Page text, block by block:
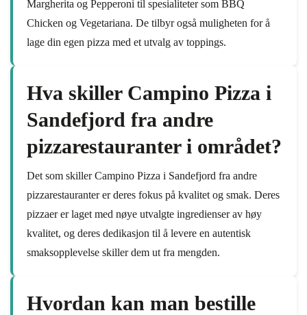
Margherita og Pepperoni til spesialiteter som BBQ
Chicken og Vegetariana. De tilbyr også muligheten for å
lage din egen pizza med et utvalg av toppings.
Hva skiller Campino Pizza i
Sandefjord fra andre
pizzarestauranter i området?
Det som skiller Campino Pizza i Sandefjord fra andre
pizzarestauranter er deres fokus på kvalitet og smak. Deres
pizzaer er laget med nøye utvalgte ingredienser av høy
kvalitet, og deres dedikasjon til å levere en autentisk
smaksopplevelse skiller dem ut fra mengden.
Hvordan kan man bestille